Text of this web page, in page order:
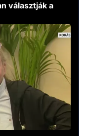
választják a